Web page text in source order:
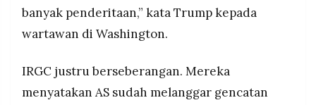
banyak penderitaan,” kata Trump kepada
wartawan di Washington.
IRGC justru berseberangan. Mereka
menyatakan AS sudah melanggar gencatan